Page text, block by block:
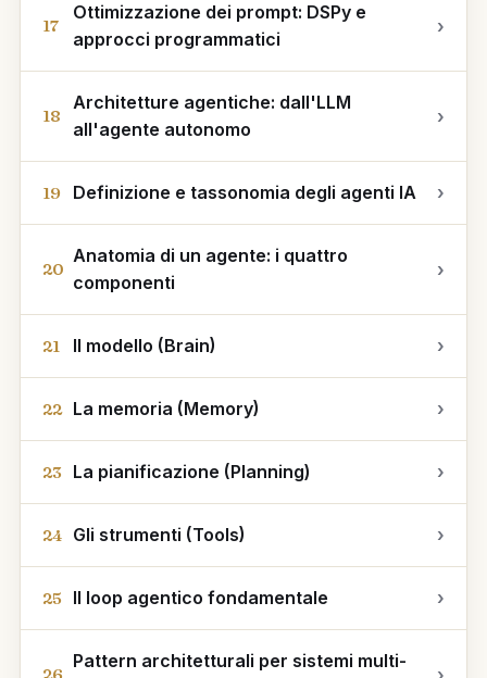
17
Ottimizzazione dei prompt: DSPy e
approcci programmatici
›
18
Architetture agentiche: dall'LLM
all'agente autonomo
›
19 Definizione e tassonomia degli agenti IA ›
20
Anatomia di un agente: i quattro
componenti
›
21 Il modello (Brain) ›
22 La memoria (Memory) ›
23 La pianificazione (Planning) ›
24 Gli strumenti (Tools) ›
25 Il loop agentico fondamentale ›
Pattern architetturali per sistemi multi-